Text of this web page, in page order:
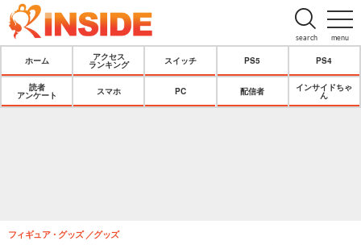
menu
search
ホーム
アクセス
ランキング
スイッチ PS5 PS4
読者
アンケート
スマホ PC 配信者
インサイドちゃ
ん
フィギュア・グッズ グッズ